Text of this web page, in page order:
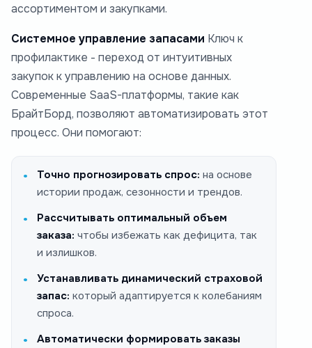
ассортиментом и закупками.
Системное управление запасами Ключ к
профилактике - переход от интуитивных
закупок к управлению на основе данных.
Современные SaaS-платформы, такие как
БрайтБорд, позволяют автоматизировать этот
процесс. Они помогают:
Точно прогнозировать спрос: на основе
истории продаж, сезонности и трендов.
Рассчитывать оптимальный объем
заказа: чтобы избежать как дефицита, так
и излишков.
Устанавливать динамический страховой
запас: который адаптируется к колебаниям
спроса.
Автоматически формировать заказы